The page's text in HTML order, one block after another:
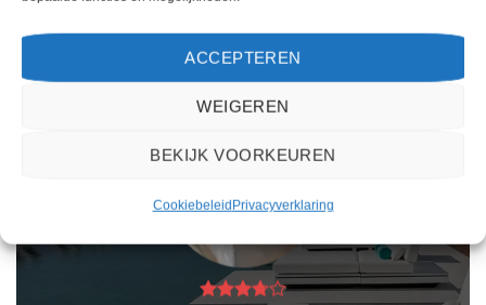
ACCEPTEREN
WEIGEREN
BEKIJK VOORKEUREN
CookiebeleidPrivacyverklaring
WAT ZE OVER ONS ZEGGEN